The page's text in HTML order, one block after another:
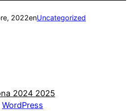
2022enUncategorized
2024 2025
WordPress